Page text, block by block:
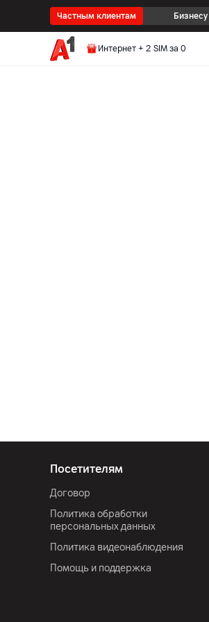
Частным клиентам Бизнесу
Интернет + 2 SIM за 0
Посетителям
Договор
Политика обработки
персональных данных
Политика видеонаблюдения
Помощь и поддержка